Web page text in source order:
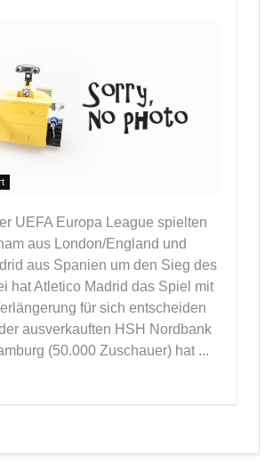
UEFA Europa League spielten
aus London/England und
aus Spanien um den Sieg des
hat Atletico Madrid das Spiel mit
für sich entscheiden
ausverkauften HSH Nordbank
(50.000 Zuschauer) hat ...